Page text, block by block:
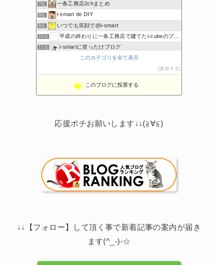
7位 一条工務店2chまとめ
8位 i-smart de DIY
9位 いつでも笑顔で@i-smart
10位 平成の終わりに一条工務店で建てたi-cubeのブログ
11位 i-smartに首ったけブログ
節約しないエコライフ
わかまっちょのおうち
このカテゴリを全て表示
参加する
このブログに投票する
応援ポチお願いします↓↓(≧∀≦)
↓↓【フォロー】して頂く事で新着記事の案内が届き
ます(^_-)-☆